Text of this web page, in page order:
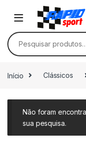
Skip to navigation
Skip to content
Pesquisar por:
Início Clássicos
Não foram
sua pesquisa.